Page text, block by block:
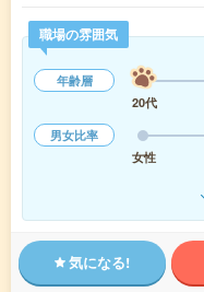
職場の雰囲気
年齢層
20代
男女比率
女性
気になる!